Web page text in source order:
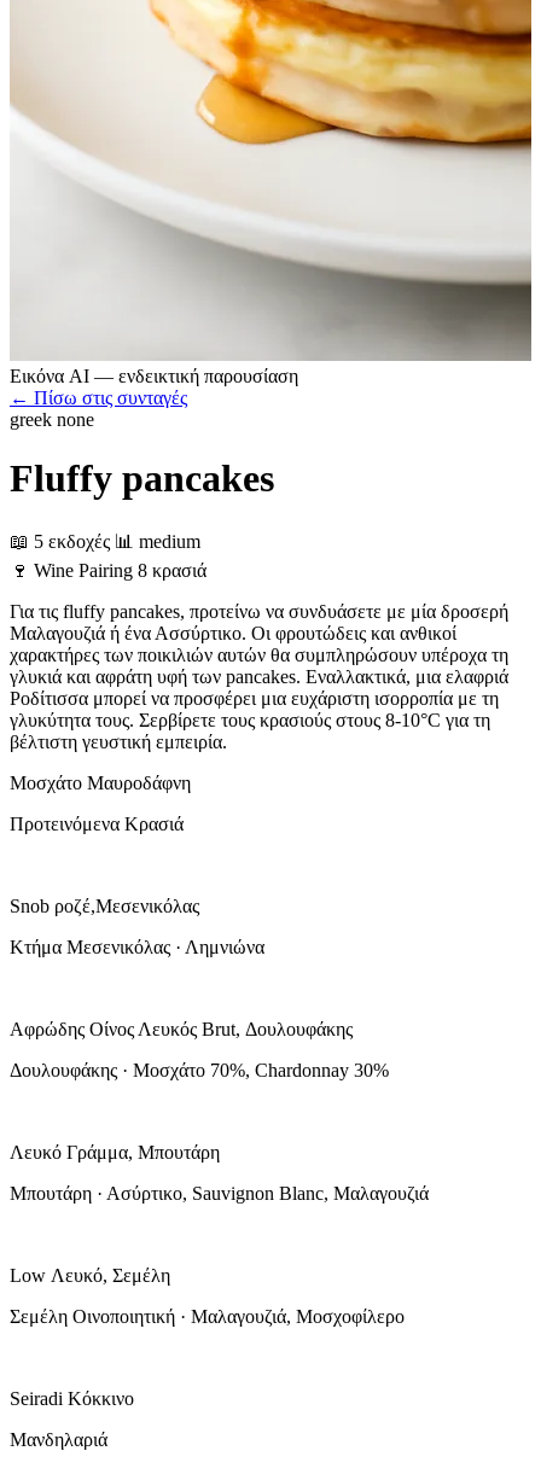
Εικόνα AI — ενδεικτική παρουσίαση
← Πίσω στις συνταγές
greek none
Fluffy pancakes
📖 5 εκδοχές 📊 medium
🍷 Wine Pairing 8 κρασιά
Για τις fluffy pancakes, προτείνω να συνδυάσετε με μία δροσερή
Μαλαγουζιά ή ένα Ασσύρτικο. Οι φρουτώδεις και ανθικοί
χαρακτήρες των ποικιλιών αυτών θα συμπληρώσουν υπέροχα τη
γλυκιά και αφράτη υφή των pancakes. Εναλλακτικά, μια ελαφριά
Ροδίτισσα μπορεί να προσφέρει μια ευχάριστη ισορροπία με τη
γλυκύτητα τους. Σερβίρετε τους κρασιούς στους 8-10°C για τη
βέλτιστη γευστική εμπειρία.
Μοσχάτο Μαυροδάφνη
Προτεινόμενα Κρασιά
Snob ροζέ,Μεσενικόλας
Κτήμα Μεσενικόλας · Λημνιώνα
Αφρώδης Οίνος Λευκός Brut, Δουλουφάκης
Δουλουφάκης · Μοσχάτο 70%, Chardonnay 30%
Λευκό Γράμμα, Μπουτάρη
Μπουτάρη · Ασύρτικο, Sauvignon Blanc, Μαλαγουζιά
Low Λευκό, Σεμέλη
Σεμέλη Οινοποιητική · Μαλαγουζιά, Μοσχοφίλερο
Seiradi Κόκκινο
Μανδηλαριά